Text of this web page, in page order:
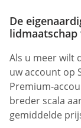
De
Als u meer wilt
uw account op
Premium-
breder scala
gemiddelde